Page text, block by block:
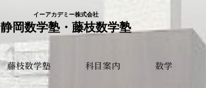
イーアカデミー株式会社
静岡数学塾・藤枝数学塾
藤枝数学塾 科目案内 数学